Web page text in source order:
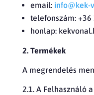
email: info@kek-
telefonszám: +36
honlap:
2. Termékek
A megrendelés
2.1. A Felhasználó